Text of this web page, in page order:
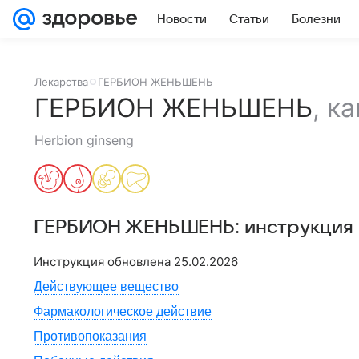
Новости Статьи Болезни
Лекарства ГЕРБИОН ЖЕНЬШЕНЬ
ГЕРБИОН ЖЕНЬШЕНЬ,
Herbion ginseng
ГЕРБИОН ЖЕНЬШЕНЬ:
Инструкция обновлена 25.02.2026
Действующее вещество
Фармакологическое действие
Противопоказания